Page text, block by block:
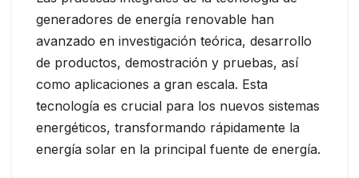
generadores de energía renovable han
avanzado en investigación teórica, desarrollo
de productos, demostración y pruebas, así
como aplicaciones a gran escala. Esta
tecnología es crucial para los nuevos sistemas
energéticos, transformando rápidamente la
energía solar en la principal fuente de energía.